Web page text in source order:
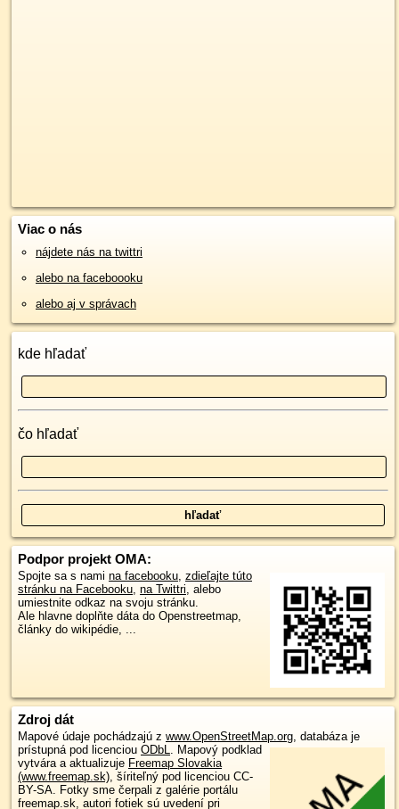
Viac o nás
nájdete nás na twittri
alebo na faceboooku
alebo aj v správach
kde hľadať
čo hľadať
Podpor projekt OMA:
Spojte sa s nami na facebooku, zdieľajte túto
stránku na Facebooku, na Twittri, alebo
umiestnite odkaz na svoju stránku.
Ale hlavne doplňte dáta do Openstreetmap,
články do wikipédie, ...
Zdroj dát
Mapové údaje pochádzajú z www.OpenStreetMap.org, databáza je
prístupná pod licenciou ODbL. Mapový podklad
vytvára a aktualizuje Freemap Slovakia
(www.freemap.sk), šíriteľný pod licenciou CC-
BY-SA. Fotky sme čerpali z galérie portálu
freemap.sk, autori fotiek sú uvedení pri